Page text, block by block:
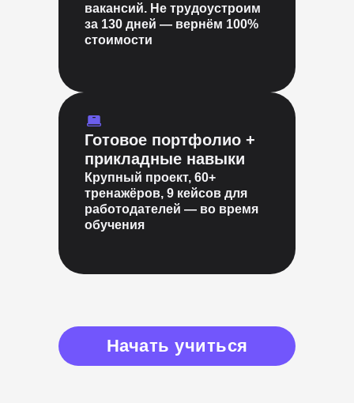
Начать учиться
вакансий. Не трудоустроим
за 130 дней — вернём 100%
стоимости
Готовое портфолио +
прикладные навыки
Крупный проект, 60+
тренажёров, 9 кейсов для
работодателей — во время
обучения